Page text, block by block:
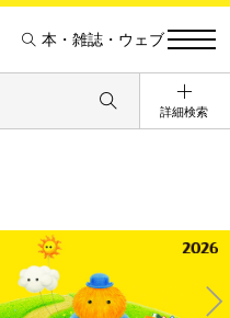
本・雑誌・ウェブ
詳細検索